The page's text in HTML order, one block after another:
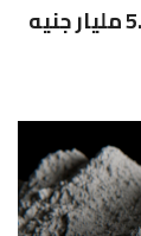
“القابضة للسياحة” تستهدف صافي ربح 5.5 مليار جنيه